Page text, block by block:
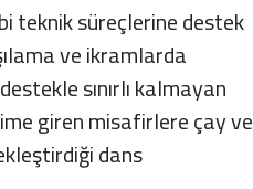
teknik süreçlerine destek
ve ikramlarda
sınırlı kalmayan
giren misafirlere çay ve
dans